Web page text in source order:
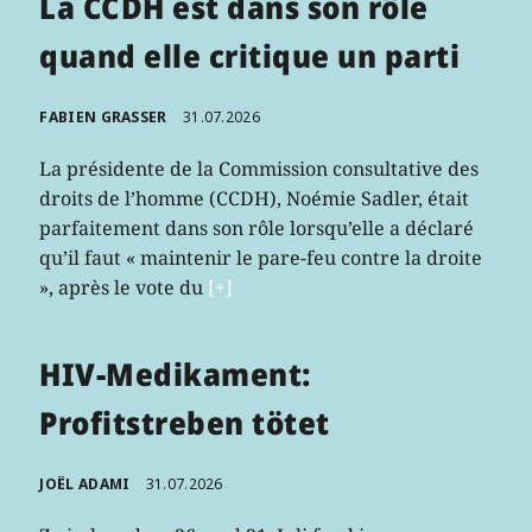
quand elle critique un parti
FABIEN GRASSER 31.07.2026
La présidente de la Commission consultative des
droits de l’homme (CCDH), Noémie Sadler, était
parfaitement dans son rôle lorsqu’elle a déclaré
qu’il faut « maintenir le pare-feu contre la droite
», après le vote du [+]
HIV-Medikament:
Profitstreben tötet
JOËL ADAMI 31.07.2026